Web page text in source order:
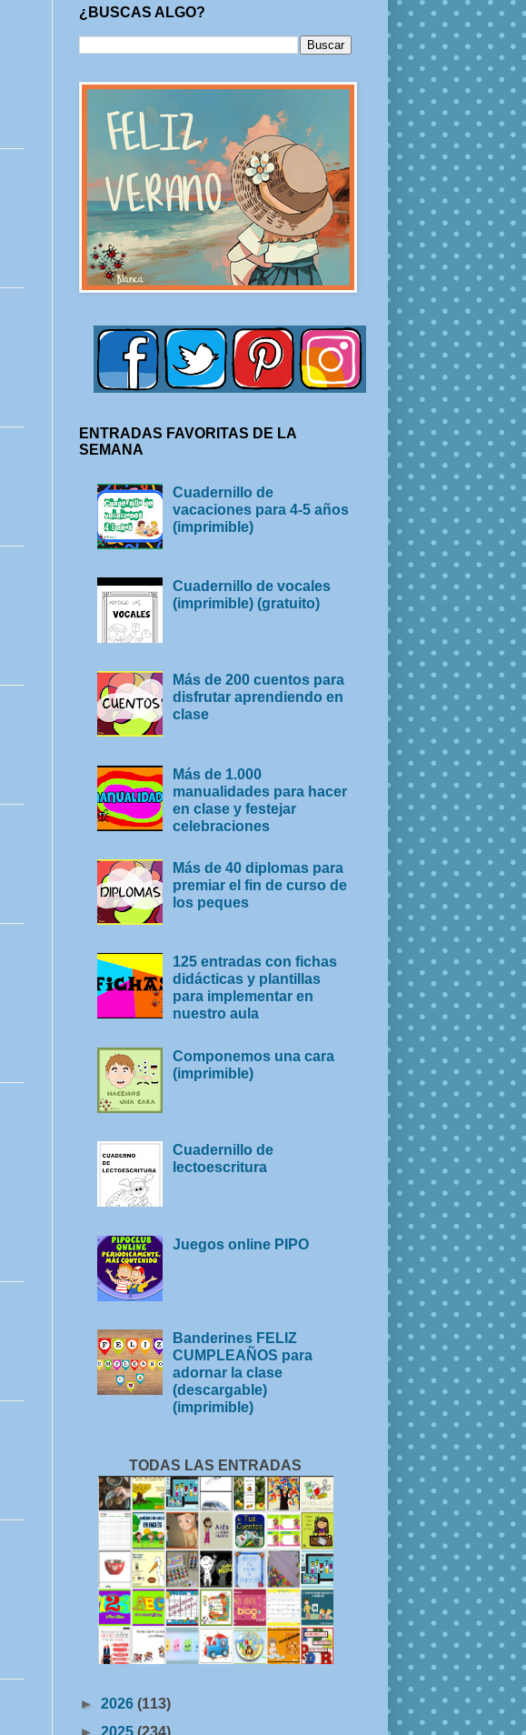
¿BUSCAS ALGO?
ENTRADAS FAVORITAS DE LA
SEMANA
Cuadernillo de
vacaciones para 4-5 años
(imprimible)
Cuadernillo de vocales
(imprimible) (gratuito)
Más de 200 cuentos para
disfrutar aprendiendo en
clase
Más de 1.000
manualidades para hacer
en clase y festejar
celebraciones
Más de 40 diplomas para
premiar el fin de curso de
los peques
125 entradas con fichas
didácticas y plantillas
para implementar en
nuestro aula
Componemos una cara
(imprimible)
Cuadernillo de
lectoescritura
Juegos online PIPO
Banderines FELIZ
CUMPLEAÑOS para
adornar la clase
(descargable)
(imprimible)
TODAS LAS ENTRADAS
► 2026 (113)